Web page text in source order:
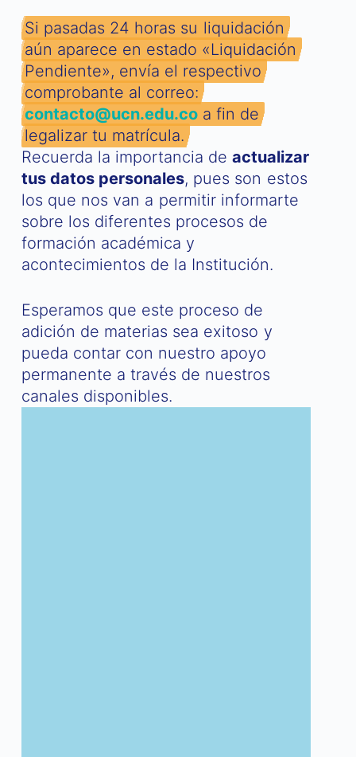
Si pasadas 24 horas su liquidación
aún aparece en estado «Liquidación
Pendiente», envía el respectivo
comprobante al correo:
contacto@ucn.edu.coa fin de
legalizar tu matrícula.
Recuerda la importancia deactualizar
tus datos personales, pues son estos
los que nos van a permitir informarte
sobre los diferentes procesos de
formación académica y
acontecimientos de la Institución.
Esperamos que este proceso de
adición de materias sea exitoso y
pueda contar con nuestro apoyo
permanente a través de nuestros
canales disponibles.